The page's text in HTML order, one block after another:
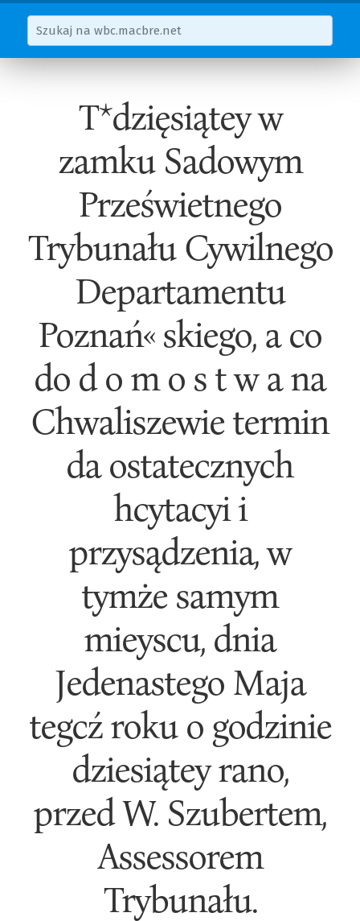
T*dzięsiątey w
zamku Sadowym
Prześwietnego
Trybunału Cywilnego
Departamentu
Poznań« skiego, a co
do d o m o s t w a na
Chwaliszewie termin
da ostatecznych
hcytacyi i
przysądzenia, w
tymże samym
mieyscu, dnia
Jedenastego Maja
tegcź roku o godzinie
dziesiątey rano,
przed W. Szubertem,
Assessorem
Trybunału.